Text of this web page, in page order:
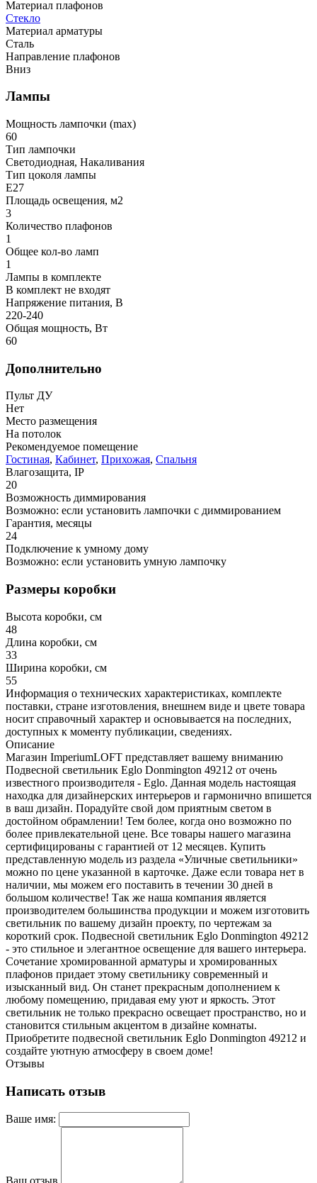
Материал плафонов
Стекло
Материал арматуры
Сталь
Направление плафонов
Вниз
Лампы
Мощность лампочки (max)
60
Тип лампочки
Светодиодная, Накаливания
Тип цоколя лампы
E27
Площадь освещения, м2
3
Количество плафонов
1
Общее кол-во ламп
1
Лампы в комплекте
В комплект не входят
Напряжение питания, В
220-240
Общая мощность, Вт
60
Дополнительно
Пульт ДУ
Нет
Место размещения
На потолок
Рекомендуемое помещение
Гостиная, Кабинет, Прихожая, Спальня
Влагозащита, IP
20
Возможность диммирования
Возможно: если установить лампочки с диммированием
Гарантия, месяцы
24
Подключение к умному дому
Возможно: если установить умную лампочку
Размеры коробки
Высота коробки, см
48
Длина коробки, см
33
Ширина коробки, см
55
Информация о технических характеристиках, комплекте
поставки, стране изготовления, внешнем виде и цвете товара
носит справочный характер и основывается на последних,
доступных к моменту публикации, сведениях.
Описание
Магазин ImperiumLOFT представляет вашему вниманию
Подвесной светильник Eglo Donmington 49212 от очень
известного производителя - Eglo. Данная модель настоящая
находка для дизайнерских интерьеров и гармонично впишется
в ваш дизайн. Порадуйте свой дом приятным светом в
достойном обрамлении! Тем более, когда оно возможно по
более привлекательной цене. Все товары нашего магазина
сертифицированы с гарантией от 12 месяцев. Купить
представленную модель из раздела «Уличные светильники»
можно по цене указанной в карточке. Даже если товара нет в
наличии, мы можем его поставить в течении 30 дней в
большом количестве! Так же наша компания является
производителем большинства продукции и можем изготовить
светильник по вашему дизайн проекту, по чертежам за
короткий срок. Подвесной светильник Eglo Donmington 49212
- это стильное и элегантное освещение для вашего интерьера.
Сочетание хромированной арматуры и хромированных
плафонов придает этому светильнику современный и
изысканный вид. Он станет прекрасным дополнением к
любому помещению, придавая ему уют и яркость. Этот
светильник не только прекрасно освещает пространство, но и
становится стильным акцентом в дизайне комнаты.
Приобретите подвесной светильник Eglo Donmington 49212 и
создайте уютную атмосферу в своем доме!
Отзывы
Написать отзыв
Ваше имя: